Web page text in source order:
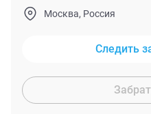
Москва, Россия
Следить